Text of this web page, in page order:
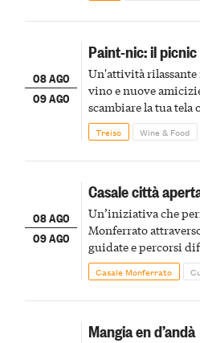
08 AGO
09 AGO
Paint-nic: il
Un'attività
vino e nuove
scambiare la tua tela
Treiso Wine & Food
08 AGO
09 AGO
Casale città
Un’iniziativa che
Monferrato
guidate e percorsi
Casale Monferrato
Mangia en d’andà